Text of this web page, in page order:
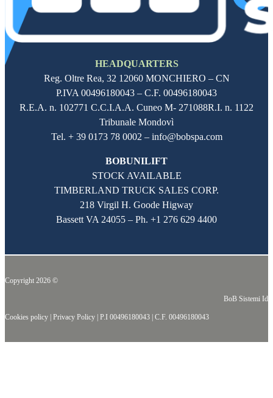
HEADQUARTERS
Reg. Oltre Rea, 32 12060 MONCHIERO – CN
P.IVA 00496180043 – C.F. 00496180043
R.E.A. n. 102771 C.C.I.A.A. Cuneo M- 271088R.I. n. 1122
Tribunale Mondovì
Tel. + 39 0173 78 0002 – info@bobspa.com
BOBUNILIFT
STOCK AVAILABLE
TIMBERLAND TRUCK SALES CORP.
218 Virgil H. Goode Higway
Bassett VA 24055 – Ph. +1 276 629 4400
Copyright 2026 ©
BoB Sistemi
Cookies policy | Privacy Policy | P.I 00496180043 | C.F. 00496180043